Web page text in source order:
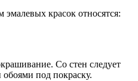
красок относятся:
Со стен следует
под покраску.